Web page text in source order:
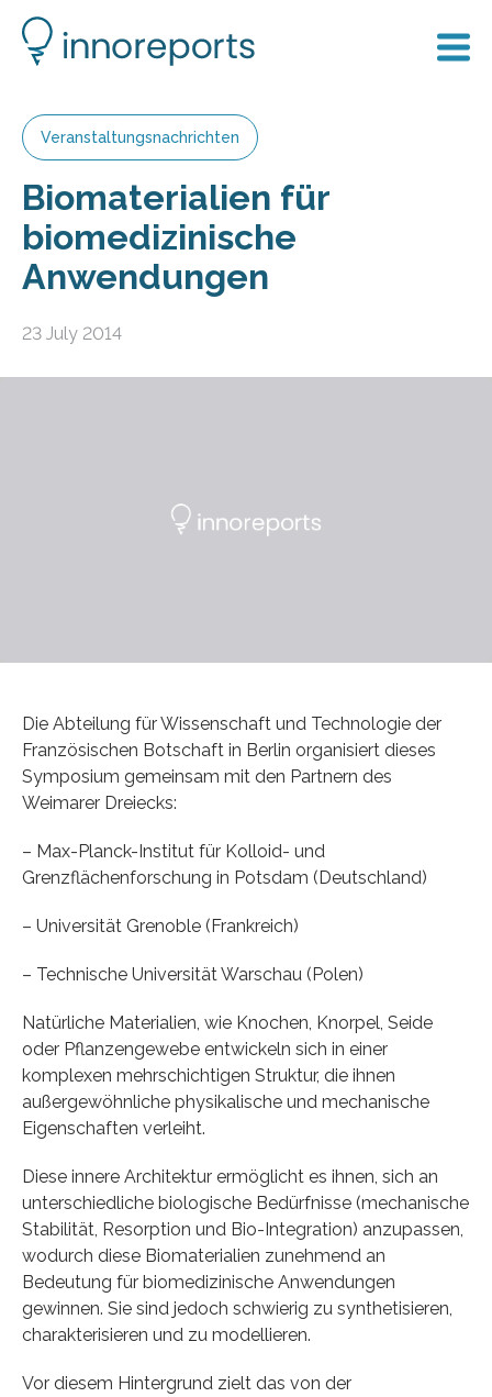
Veranstaltungsnachrichten
Biomaterialien für
biomedizinische
Anwendungen
23 July 2014
Die Abteilung für Wissenschaft und Technologie der
Französischen Botschaft in Berlin organisiert dieses
Symposium gemeinsam mit den Partnern des
Weimarer Dreiecks:
– Max-Planck-Institut für Kolloid- und
Grenzflächenforschung in Potsdam (Deutschland)
– Universität Grenoble (Frankreich)
– Technische Universität Warschau (Polen)
Natürliche Materialien, wie Knochen, Knorpel, Seide
oder Pflanzengewebe entwickeln sich in einer
komplexen mehrschichtigen Struktur, die ihnen
außergewöhnliche physikalische und mechanische
Eigenschaften verleiht.
Diese innere Architektur ermöglicht es ihnen, sich an
unterschiedliche biologische Bedürfnisse (mechanische
Stabilität, Resorption und Bio-Integration) anzupassen,
wodurch diese Biomaterialien zunehmend an
Bedeutung für biomedizinische Anwendungen
gewinnen. Sie sind jedoch schwierig zu synthetisieren,
charakterisieren und zu modellieren.
Vor diesem Hintergrund zielt das von der